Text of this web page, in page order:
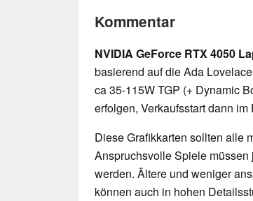
Kommentar
NVIDIA GeForce RTX 4050
basierend auf die Ada
ca 35-115W TGP (+ Dynamic
erfolgen, Verkaufsstart dann im
Diese Grafikkarten sollten alle
Anspruchsvolle Spiele
werden. Ältere und weniger
können auch in hohen